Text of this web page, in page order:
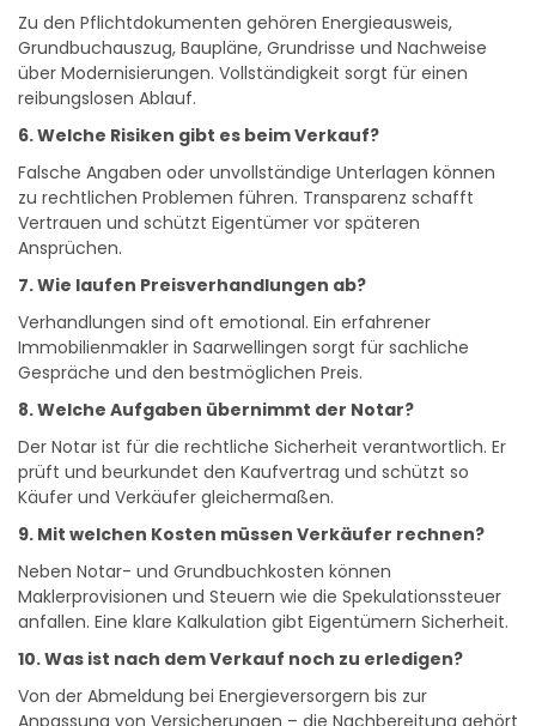
Zu den Pflichtdokumenten gehören Energieausweis,
Grundbuchauszug, Baupläne, Grundrisse und Nachweise
über Modernisierungen. Vollständigkeit sorgt für einen
reibungslosen Ablauf.
6. Welche Risiken gibt es beim Verkauf?
Falsche Angaben oder unvollständige Unterlagen können
zu rechtlichen Problemen führen. Transparenz schafft
Vertrauen und schützt Eigentümer vor späteren
Ansprüchen.
7. Wie laufen Preisverhandlungen ab?
Verhandlungen sind oft emotional. Ein erfahrener
Immobilienmakler in Saarwellingen sorgt für sachliche
Gespräche und den bestmöglichen Preis.
8. Welche Aufgaben übernimmt der Notar?
Der Notar ist für die rechtliche Sicherheit verantwortlich. Er
prüft und beurkundet den Kaufvertrag und schützt so
Käufer und Verkäufer gleichermaßen.
9. Mit welchen Kosten müssen Verkäufer rechnen?
Neben Notar- und Grundbuchkosten können
Maklerprovisionen und Steuern wie die Spekulationssteuer
anfallen. Eine klare Kalkulation gibt Eigentümern Sicherheit.
10. Was ist nach dem Verkauf noch zu erledigen?
Von der Abmeldung bei Energieversorgern bis zur